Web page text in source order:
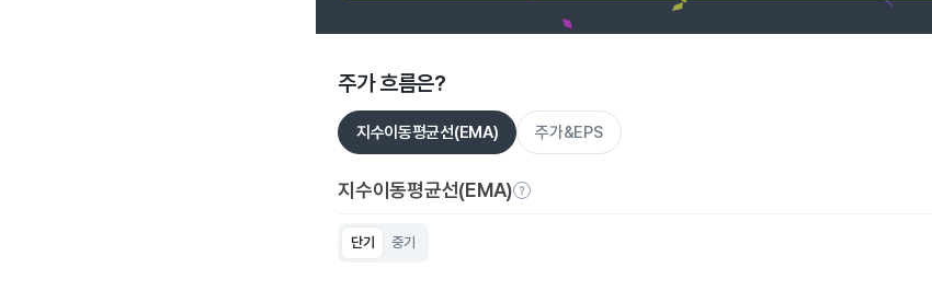
주가 흐름은?
지수이동평균선(EMA) 주가&EPS
지수이동평균선(EMA)
단기 중기